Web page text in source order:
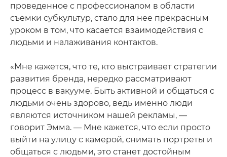
проведенное с профессионалом в области
съемки субкультур, стало для нее прекрасным
уроком в том, что касается взаимодействия с
людьми и налаживания контактов.
«Мне кажется, что те, кто выстраивает стратегии
развития бренда, нередко рассматривают
процесс в вакууме. Быть активной и общаться с
людьми очень здорово, ведь именно люди
являются источником нашей рекламы, —
говорит Эмма. — Мне кажется, что если просто
выйти на улицу с камерой, снимать портреты и
общаться с людьми, это станет достойным